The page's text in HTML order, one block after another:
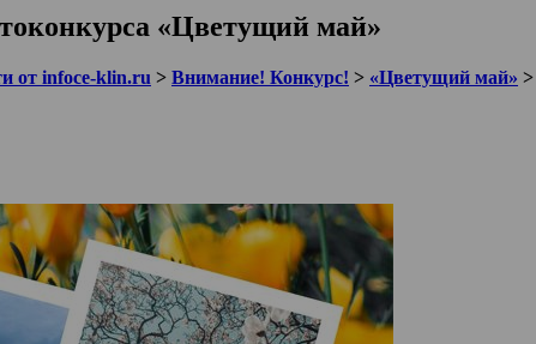
«Цветущий май»
от infoce-klin.ru > Внимание! Конкурс! > «Цветущий май» >